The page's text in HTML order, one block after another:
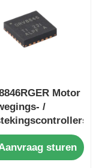
Motor
/
1.4A
Stpr Mo Tor
sturen